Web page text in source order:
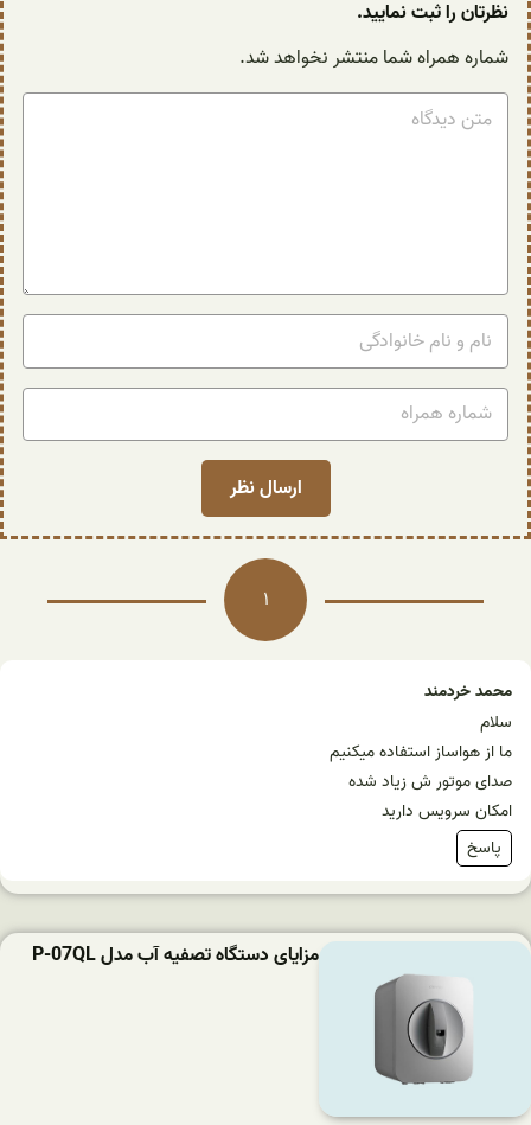
1
محمد خردمند
سلام
ما از هواساز استفاده میکنیم
صدای موتور ش زیاد شده
امکان سرویس دارید
پاسخ
نظرتان را ثبت نمایید.
شماره همراه شما منتشر نخواهد شد.
مزایای دستگاه تصفیه آب مدل P-07QL